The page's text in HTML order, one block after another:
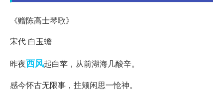
《赠陈高士琴歌》
宋代 白玉蟾
昨夜西风起白苹，从前湖海几酸辛。
感今怀古无限事，拄颊闲思一怆神。